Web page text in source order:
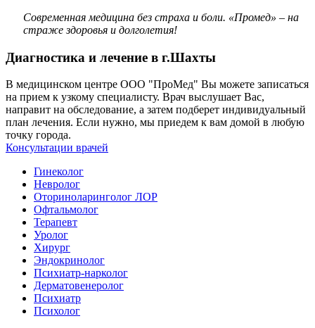
Современная медицина без страха и боли. «Промед» – на
страже здоровья и долголетия!
Диагностика и лечение в г.Шахты
В медицинском центре ООО "ПроМед" Вы можете записаться
на прием к узкому специалисту. Врач выслушает Вас,
направит на обследование, а затем подберет индивидуальный
план лечения. Если нужно, мы приедем к вам домой в любую
точку города.
Консультации врачей
Гинеколог
Невролог
Оториноларинголог ЛОР
Офтальмолог
Терапевт
Уролог
Хирург
Эндокринолог
Психиатр-нарколог
Дерматовенеролог
Психиатр
Психолог